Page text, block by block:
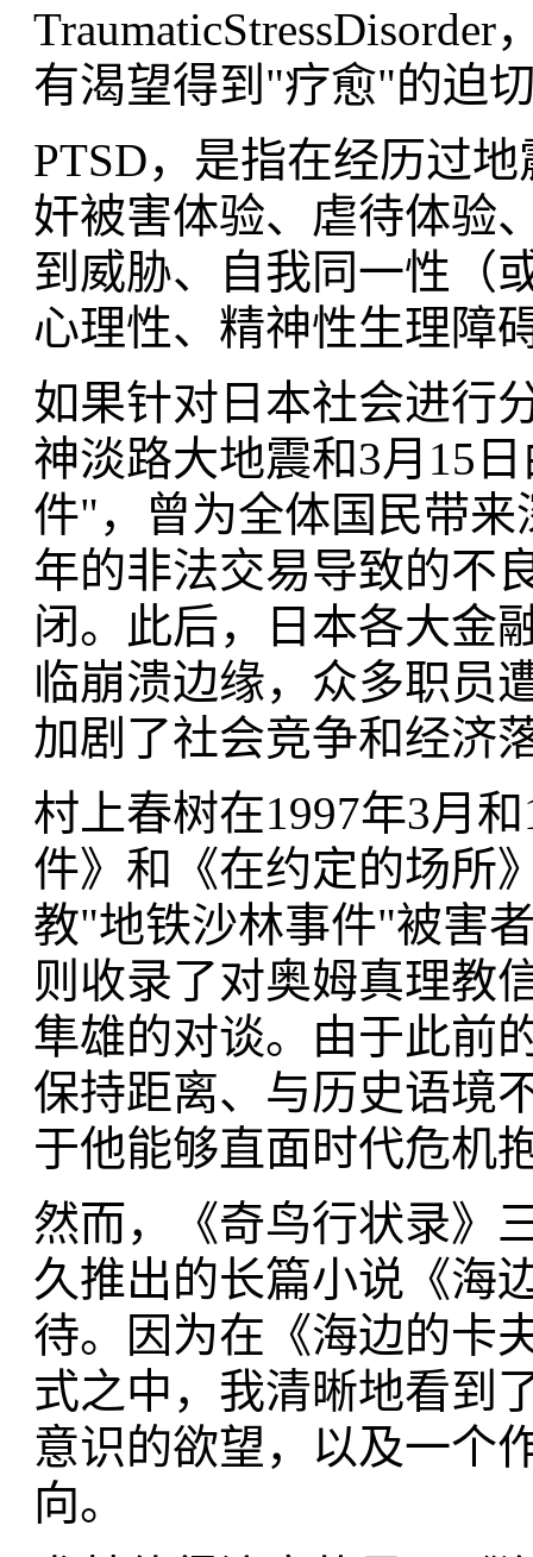
有渴望得到"疗愈"的迫
PTSD，是指在经历过
奸被害体验、虐待体验
到威胁、自我同一性（
心理性、精神性生理障
如果针对日本社会进行
神淡路大地震和3月15
件"，曾为全体国民带
年的非法交易导致的不
闭。此后，日本各大金
临崩溃边缘，众多职员
加剧了社会竞争和经济
村上春树在1997年3月
件》和《在约定的场所
教"地铁沙林事件"被害
则收录了对奥姆真理教
隼雄的对谈。由于此前
保持距离、与历史语境
于他能够直面时代危机
然而，《奇鸟行状录》
久推出的长篇小说《海
待。因为在《海边的卡
式之中，我清晰地看到
意识的欲望，以及一个
向。